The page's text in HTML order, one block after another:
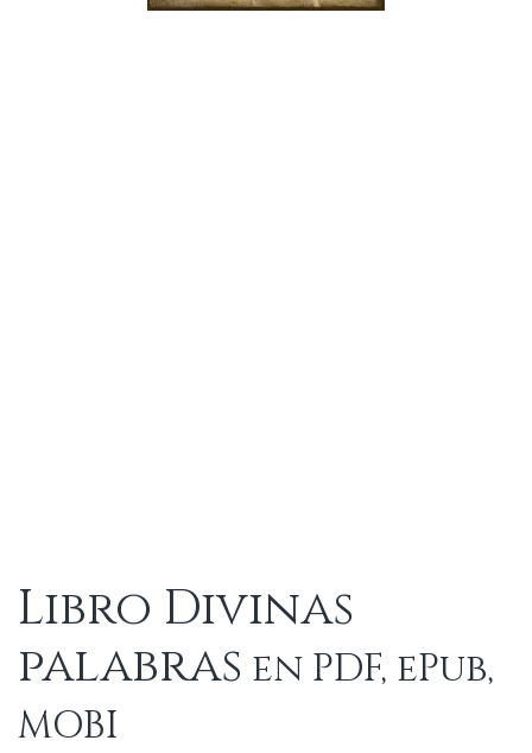
Libro Divinas
palabras en PDF, ePub,
MOBI